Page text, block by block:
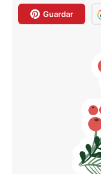
Guardar